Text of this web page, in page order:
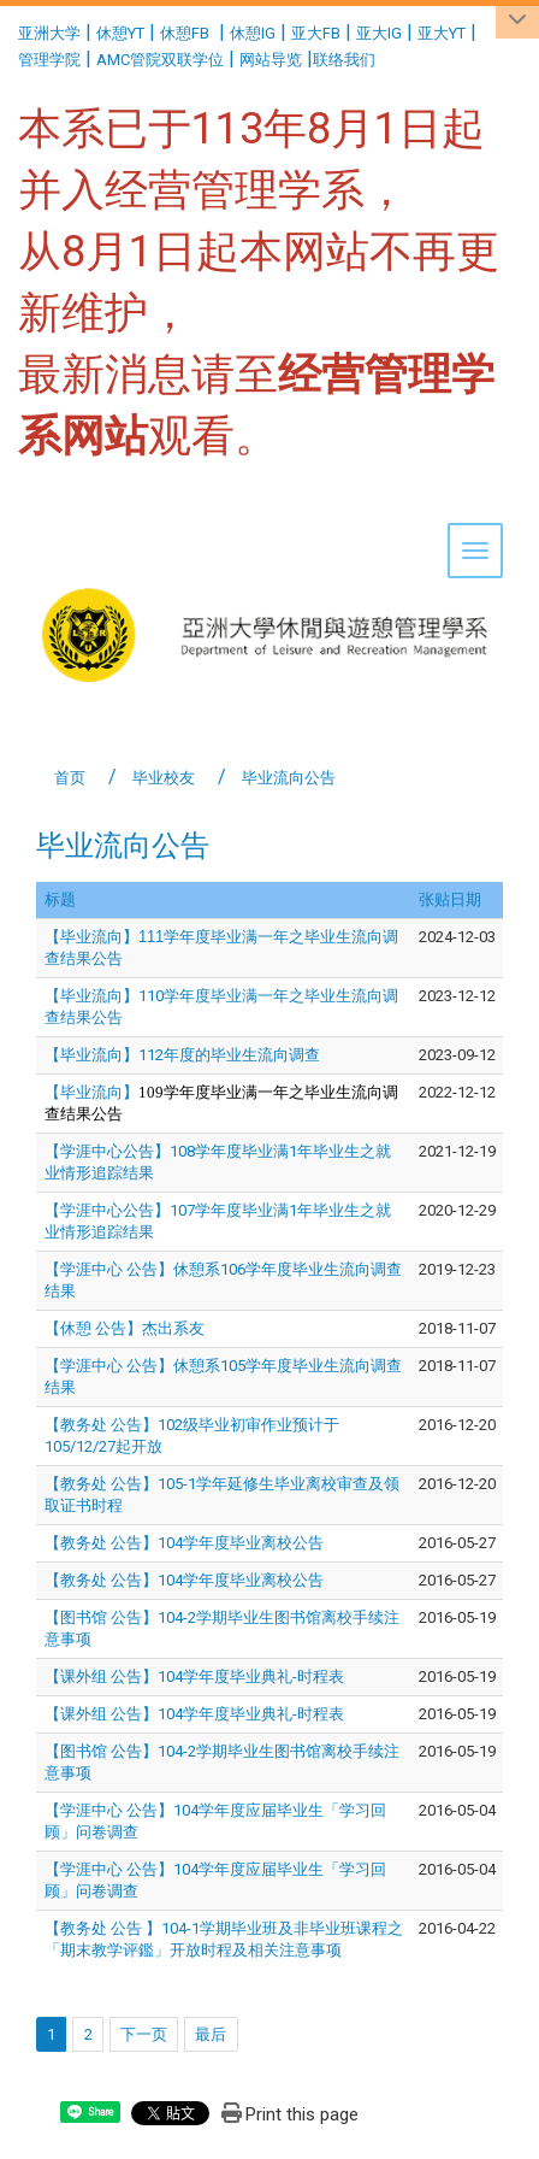
亚洲大学 | 休憩YT | 休憩FB | 休憩IG | 亚大FB | 亚大IG | 亚大YT |
管理学院 | AMC管院双联学位 | 网站导览 |联络我们
本系已于113年8月1日起
并入经营管理学系，
从8月1日起本网站不再更
新维护，
最新消息请至经营管理学
系网站观看。
Toggle
首页 毕业校友 毕业流向公告
毕业流向公告
标题 张贴日期
【毕业流向】111学年度毕业满一年之毕业生流向调
查结果公告
2024-12-03
【毕业流向】110学年度毕业满一年之毕业生流向调
查结果公告
2023-12-12
【毕业流向】112年度的毕业生流向调查 2023-09-12
【毕业流向】 109学年度毕业满一年之毕业生流向调
查结果公告
2022-12-12
【学涯中心公告】108学年度毕业满1年毕业生之就
业情形追踪结果
2021-12-19
【学涯中心公告】107学年度毕业满1年毕业生之就
业情形追踪结果
2020-12-29
【学涯中心 公告】休憩系106学年度毕业生流向调查
结果
2019-12-23
【休憩 公告】杰出系友 2018-11-07
【学涯中心 公告】休憩系105学年度毕业生流向调查
结果
2018-11-07
【教务处 公告】102级毕业初审作业预计于
105/12/27起开放
2016-12-20
【教务处 公告】105-1学年延修生毕业离校审查及领
取证书时程
2016-12-20
【教务处 公告】104学年度毕业离校公告 2016-05-27
【教务处 公告】104学年度毕业离校公告 2016-05-27
【图书馆 公告】104-2学期毕业生图书馆离校手续注
意事项
2016-05-19
【课外组 公告】104学年度毕业典礼-时程表 2016-05-19
【课外组 公告】104学年度毕业典礼-时程表 2016-05-19
【图书馆 公告】104-2学期毕业生图书馆离校手续注
意事项
2016-05-19
【学涯中心 公告】104学年度应届毕业生「学习回
顾」问卷调查
2016-05-04
【学涯中心 公告】104学年度应届毕业生「学习回
顾」问卷调查
2016-05-04
【教务处 公告 】104-1学期毕业班及非毕业班课程之
「期末教学评鑑」开放时程及相关注意事项
2016-04-22
1 2 下一页 最后
Share Print this page